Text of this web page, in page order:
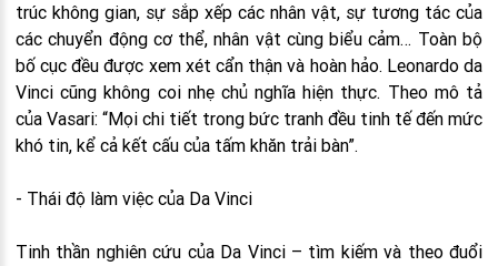
trúc không gian, sự sắp xếp các nhân vật, sự tương tác của
các chuyển động cơ thể, nhân vật cùng biểu cảm… Toàn bộ
bố cục đều được xem xét cẩn thận và hoàn hảo. Leonardo da
Vinci cũng không coi nhẹ chủ nghĩa hiện thực. Theo mô tả
của Vasari: “Mọi chi tiết trong bức tranh đều tinh tế đến mức
khó tin, kể cả kết cấu của tấm khăn trải bàn”.
- Thái độ làm việc của Da Vinci
Tinh thần nghiên cứu của Da Vinci – tìm kiếm và theo đuổi